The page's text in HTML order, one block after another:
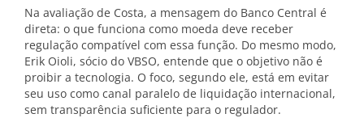
Na avaliação de Costa, a mensagem do Banco Central é
direta: o que funciona como moeda deve receber
regulação compatível com essa função. Do mesmo modo,
Erik Oioli, sócio do VBSO, entende que o objetivo não é
proibir a tecnologia. O foco, segundo ele, está em evitar
seu uso como canal paralelo de liquidação internacional,
sem transparência suficiente para o regulador.